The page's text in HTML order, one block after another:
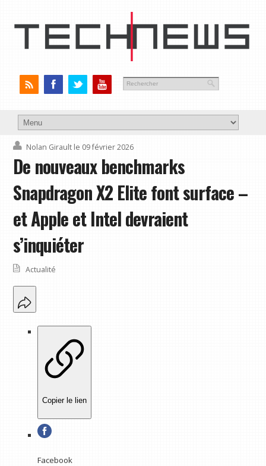
Nolan Girault le 09 février 2026
De nouveaux benchmarks
Snapdragon X2 Elite font surface –
et Apple et Intel devraient
s’inquiéter
Actualité
Copier le lien
Facebook